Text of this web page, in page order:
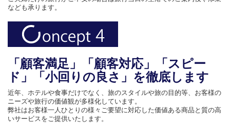
なども承ります。
「顧客満足」「顧客対応」「スピー
ド」「小回りの良さ」を徹底します
近年、ホテルや食事だけでなく、旅のスタイルや旅の目的等、お客様の
ニーズや旅行の価値観が多様化しています。
弊社はお客様一人ひとりの様々ご要望に対応した価値ある商品と質の高
いサービスをご提供いたします。